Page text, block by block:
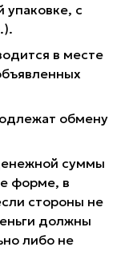
упаковке, с
в месте
обмену
суммы
форме, в
стороны не
должны
либо не